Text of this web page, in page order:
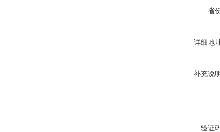
省
详细地
补充说
验证